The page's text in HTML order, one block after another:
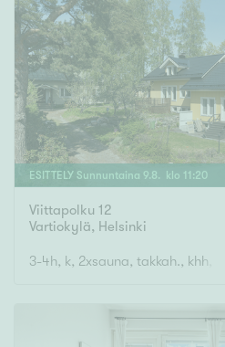
ESITTELY Sunnuntaina 9.8. klo 11 :20
Viittapolku 12
Vartiokylä, Helsinki
3-4h, k, 2xsauna, takkah., khh,